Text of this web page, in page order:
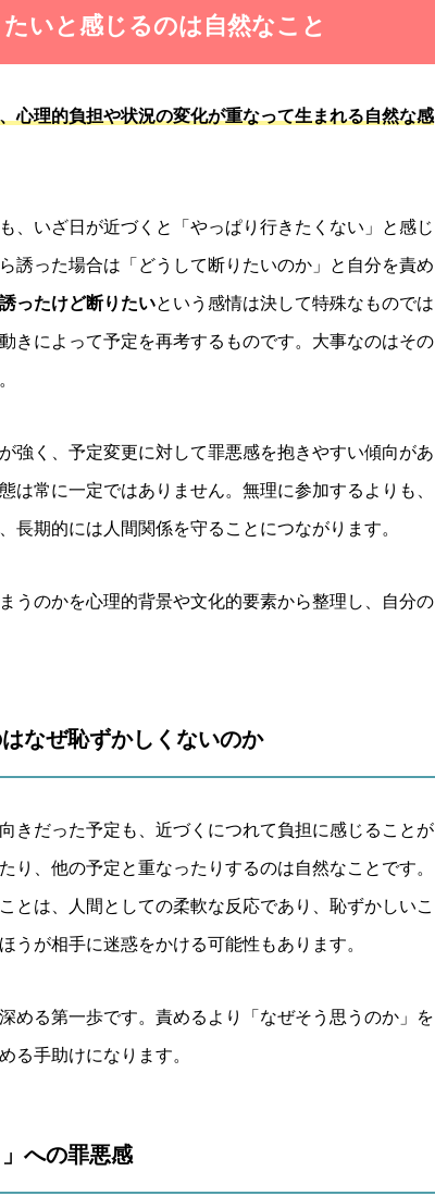
いと感じるのは自然なこと
心理的負担や状況の変化が重なって生まれる自然な感
、いざ日が近づくと「やっぱり行きたくない」と感じ
誘った場合は「どうして断りたいのか」と自分を責め
ったけど断りたいという感情は決して特殊なものでは
きによって予定を再考するものです。大事なのはその
強く、予定変更に対して罪悪感を抱きやすい傾向があ
は常に一定ではありません。無理に参加するよりも、
長期的には人間関係を守ることにつながります。
うのかを心理的背景や文化的要素から整理し、自分の
なぜ恥ずかしくないのか
きだった予定も、近づくにつれて負担に感じることが
り、他の予定と重なったりするのは自然なことです。
とは、人間としての柔軟な反応であり、恥ずかしいこ
うが相手に迷惑をかける可能性もあります。
める第一歩です。責めるより「なぜそう思うのか」を
る手助けになります。
への罪悪感